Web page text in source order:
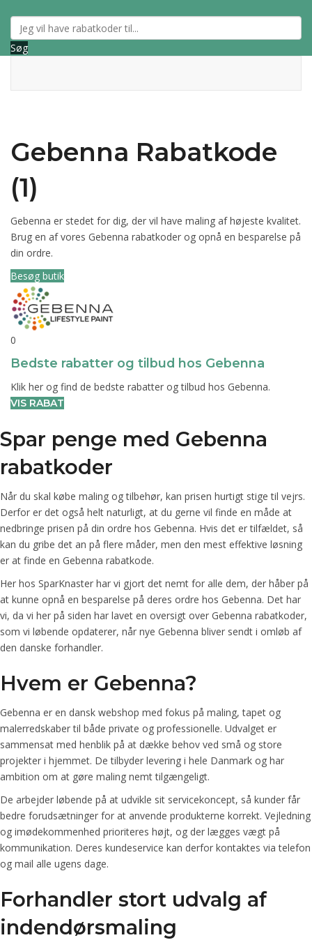
Søg
Gebenna Rabatkode
(1)
Gebenna er stedet for dig, der vil have maling af højeste kvalitet.
Brug en af vores Gebenna rabatkoder og opnå en besparelse på
din ordre.
Besøg butik
0
Bedste rabatter og tilbud hos Gebenna
Klik her og find de bedste rabatter og tilbud hos Gebenna.
VIS RABAT
Spar penge med Gebenna
rabatkoder
Når du skal købe maling og tilbehør, kan prisen hurtigt stige til vejrs.
Derfor er det også helt naturligt, at du gerne vil finde en måde at
nedbringe prisen på din ordre hos Gebenna. Hvis det er tilfældet, så
kan du gribe det an på flere måder, men den mest effektive løsning
er at finde en Gebenna rabatkode.
Her hos SparKnaster har vi gjort det nemt for alle dem, der håber på
at kunne opnå en besparelse på deres ordre hos Gebenna. Det har
vi, da vi her på siden har lavet en oversigt over Gebenna rabatkoder,
som vi løbende opdaterer, når nye Gebenna bliver sendt i omløb af
den danske forhandler.
Hvem er Gebenna?
Gebenna er en dansk webshop med fokus på maling, tapet og
malerredskaber til både private og professionelle. Udvalget er
sammensat med henblik på at dække behov ved små og store
projekter i hjemmet. De tilbyder levering i hele Danmark og har
ambition om at gøre maling nemt tilgængeligt.
De arbejder løbende på at udvikle sit servicekoncept, så kunder får
bedre forudsætninger for at anvende produkterne korrekt. Vejledning
og imødekommenhed prioriteres højt, og der lægges vægt på
kommunikation. Deres kundeservice kan derfor kontaktes via telefon
og mail alle ugens dage.
Forhandler stort udvalg af
indendørsmaling